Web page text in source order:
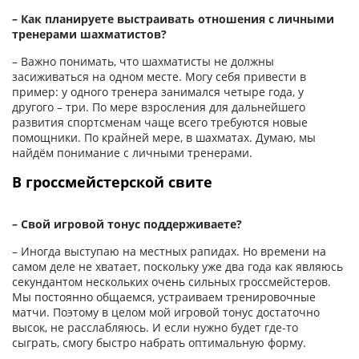
– Как планируете выстраивать отношения с личными
тренерами шахматистов?
– Важно понимать, что шахматисты не должны
засиживаться на одном месте. Могу себя привести в
пример: у одного тренера занимался четыре года, у
другого – три. По мере взросления для дальнейшего
развития спортсменам чаще всего требуются новые
помощники. По крайней мере, в шахматах. Думаю, мы
найдём понимание с личными тренерами.
В гроссмейстерской свите
– Свой игровой тонус поддерживаете?
– Иногда выступаю на местных рапидах. Но времени на
самом деле не хватает, поскольку уже два года как являюсь
секундантом нескольких очень сильных гроссмейстеров.
Мы постоянно общаемся, устраиваем тренировочные
матчи. Поэтому в целом мой игровой тонус достаточно
высок, не расслабляюсь. И если нужно будет где-то
сыграть, смогу быстро набрать оптимальную форму.